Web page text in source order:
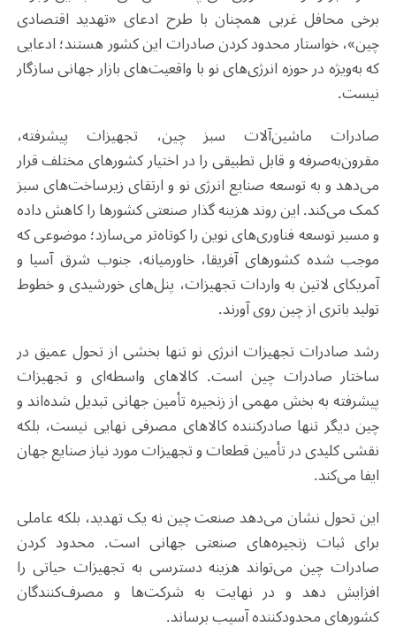
برخی محافل غربی همچنان با طرح ادعای «تهدید اقتصادی
چین»، خواستار محدود کردن صادرات این کشور هستند؛ ادعایی
که به‌ویژه در حوزه انرژی‌های نو با واقعیت‌های بازار جهانی سازگار
نیست.
صادرات ماشین‌آلات سبز چین، تجهیزات پیشرفته،
مقرون‌به‌صرفه و قابل تطبیقی را در اختیار کشورهای مختلف قرار
می‌دهد و به توسعه صنایع انرژی نو و ارتقای زیرساخت‌های سبز
کمک می‌کند. این روند هزینه گذار صنعتی کشورها را کاهش داده
و مسیر توسعه فناوری‌های نوین را کوتاه‌تر می‌سازد؛ موضوعی که
موجب شده کشورهای آفریقا، خاورمیانه، جنوب شرق آسیا و
آمریکای لاتین به واردات تجهیزات، پنل‌های خورشیدی و خطوط
تولید باتری از چین روی آورند.
رشد صادرات تجهیزات انرژی نو تنها بخشی از تحول عمیق در
ساختار صادرات چین است. کالاهای واسطه‌ای و تجهیزات
پیشرفته به بخش مهمی از زنجیره تأمین جهانی تبدیل شده‌اند و
چین دیگر تنها صادرکننده کالاهای مصرفی نهایی نیست، بلکه
نقشی کلیدی در تأمین قطعات و تجهیزات مورد نیاز صنایع جهان
ایفا می‌کند.
این تحول نشان می‌دهد صنعت چین نه یک تهدید، بلکه عاملی
برای ثبات زنجیره‌های صنعتی جهانی است. محدود کردن
صادرات چین می‌تواند هزینه دسترسی به تجهیزات حیاتی را
افزایش دهد و در نهایت به شرکت‌ها و مصرف‌کنندگان
کشورهای محدودکننده آسیب برساند.